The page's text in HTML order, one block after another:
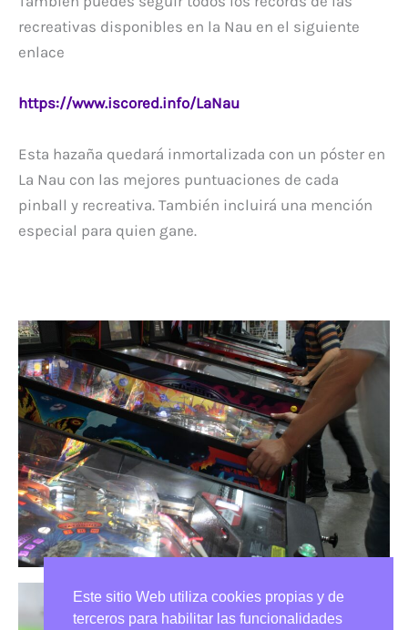
recreativas disponibles en la Nau en el siguiente
enlace
https://www.iscored.info/LaNau
Esta hazaña quedará inmortalizada con un póster en
La Nau con las mejores puntuaciones de cada
pinball y recreativa. También incluirá una mención
especial para quien gane.
Este sitio Web utiliza cookies propias y de
terceros para habilitar las funcionalidades